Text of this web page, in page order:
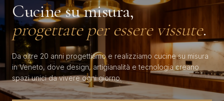
Cucine su misura,
progettate per essere vissute.
Da oltre 20 anni progettiamo e realizziamo cucine su misura
in Veneto, dove design, artigianalità e tecnologia creano
spazi unici da vivere ogni giorno.